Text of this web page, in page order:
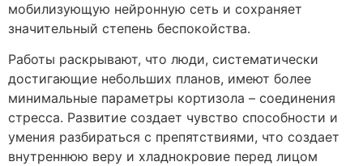
мобилизующую нейронную сеть и сохраняет
значительный степень беспокойства.
Работы раскрывают, что люди, систематически
достигающие небольших планов, имеют более
минимальные параметры кортизола – соединения
стресса. Развитие создает чувство способности и
умения разбираться с препятствиями, что создает
внутреннюю веру и хладнокровие перед лицом